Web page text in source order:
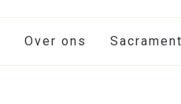
Over ons